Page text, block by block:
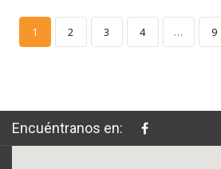
1 2 3 4 … 9
Encuéntranos en: